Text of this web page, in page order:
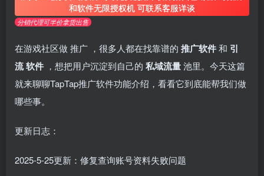
和软件无限授权机 可联系客服详谈
分销代理可半价拿货出售
在游戏社区做 推广 ，很多人都在找靠谱的 推广软件和 引
流软件 ，想把用户沉淀到自己的 私域流量池里。今天这篇
就来聊聊TapTap推广软件功能介绍，看看它到底能帮我们做
哪些事。
更新日志：
2025-5-25更新：修复查询账号资料失败问题